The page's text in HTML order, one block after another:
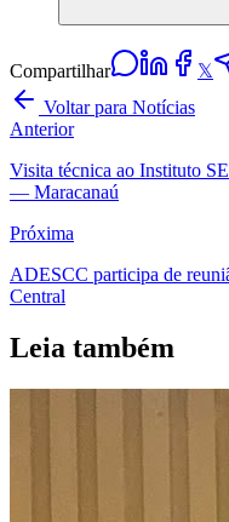
Compartilhar
𝕏
Voltar para Notícias
Anterior
Visita técnica ao Instituto
— Maracanaú
Próxima
ADESCC participa de
Central
Leia também